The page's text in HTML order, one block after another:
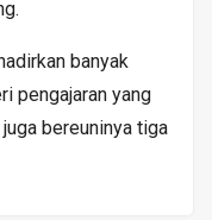
banyak
pengajaran yang
bereuninya tiga